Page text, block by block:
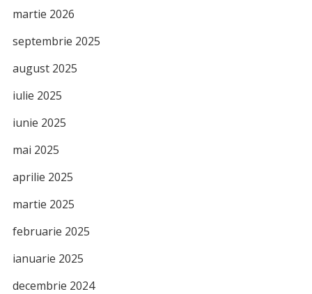
martie 2026
septembrie 2025
august 2025
iulie 2025
iunie 2025
mai 2025
aprilie 2025
martie 2025
februarie 2025
ianuarie 2025
decembrie 2024